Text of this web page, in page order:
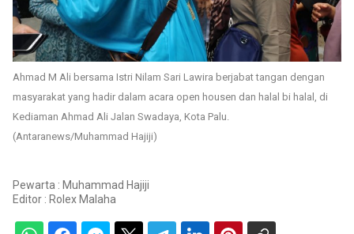
Ahmad M Ali bersama Istri Nilam Sari Lawira berjabat tangan dengan
masyarakat yang hadir dalam acara open housen dan halal bi halal, di
Kediaman Ahmad Ali Jalan Swadaya, Kota Palu.
(Antaranews/Muhammad Hajiji)
Pewarta : Muhammad Hajiji
Editor : Rolex Malaha